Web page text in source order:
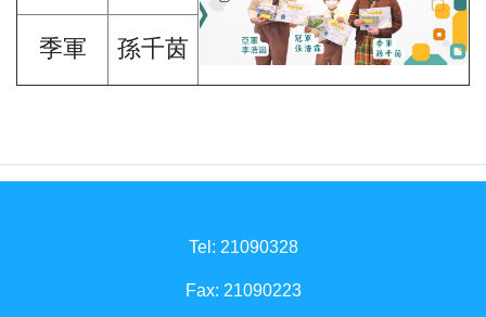
季軍 孫千茵
Tel: 21090328
Fax: 21090223